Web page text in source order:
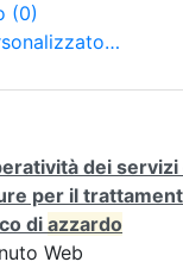
(0)
dei servizi
per il
di azzardo
Web